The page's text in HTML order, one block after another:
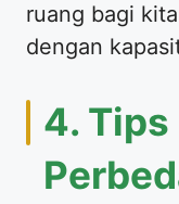
ruang bagi
dengan
​4.